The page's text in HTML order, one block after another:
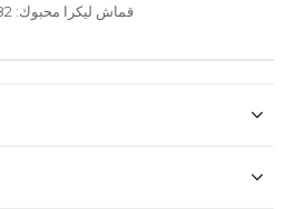
قماش ليكرا محبوك: 82% بوليستر، 18% إيلاستين